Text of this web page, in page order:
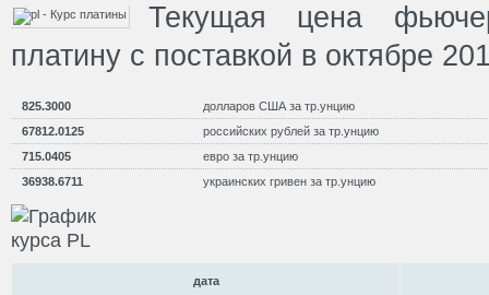
Текущая цена
платину с поставкой в октябре
825.3000
долларов США за тр.унцию
67812.0125
российских рублей за тр.унцию
715.0405
евро за тр.унцию
36938.6711
украинских гривен за тр.унцию
дата